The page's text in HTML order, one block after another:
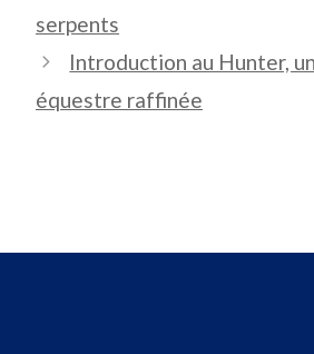
serpents
Introduction au Hunter,
équestre raffinée